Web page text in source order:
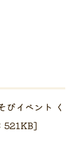
びイベント く
521KB]